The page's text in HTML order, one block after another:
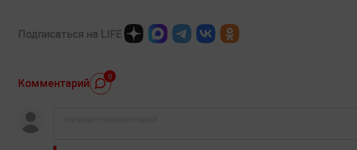
Подписаться на LIFE
Комментарий 0